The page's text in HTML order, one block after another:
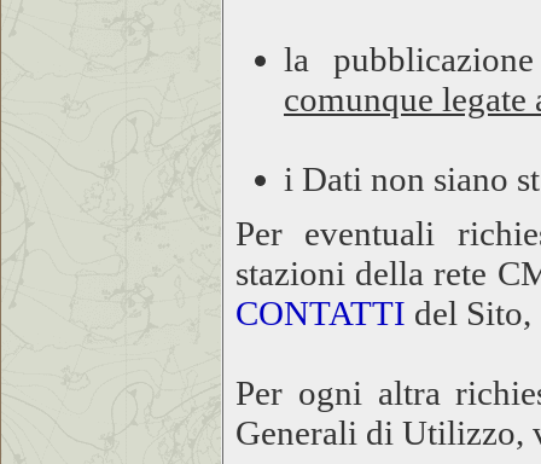
la
comunque
i Dati non siano
Per eventuali
stazioni della rete
CONTATTI del
Per ogni altra
Generali di Utilizzo,